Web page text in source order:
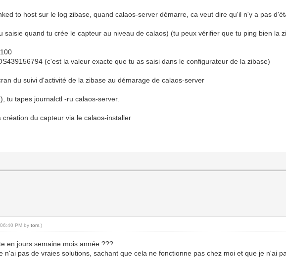
to host sur le log zibase, quand calaos-server démarre, ca veut dire qu'il n'y a pas
saisie quand tu crée le capteur au niveau de calaos) (tu peux vérifier que tu ping bien la
(c'est la valeur exacte que tu as saisi dans le configurateur de la zibase)
du suivi d'activité de la zibase au démarage de calaos-server
tu tapes journalctl -ru calaos-server.
du capteur via le calaos-installer
06:40 PM bytom .)
en jours semaine mois année ???
pas de vraies solutions, sachant que cela ne fonctionne pas chez moi et que je n'ai